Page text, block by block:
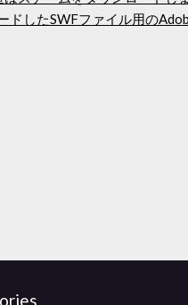
ドしたSWFファイル用の